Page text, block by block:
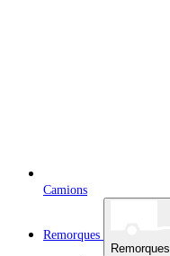
Camions
Remorques
Remorques